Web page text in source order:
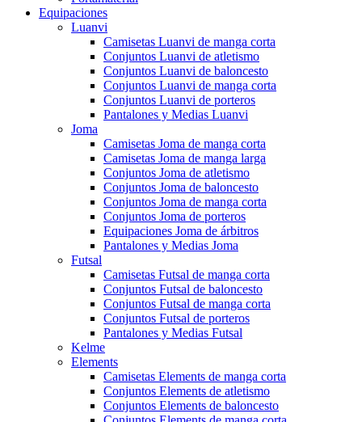
Equipaciones
Luanvi
Camisetas Luanvi de manga corta
Conjuntos Luanvi de atletismo
Conjuntos Luanvi de baloncesto
Conjuntos Luanvi de manga corta
Conjuntos Luanvi de porteros
Pantalones y Medias Luanvi
Joma
Camisetas Joma de manga corta
Camisetas Joma de manga larga
Conjuntos Joma de atletismo
Conjuntos Joma de baloncesto
Conjuntos Joma de manga corta
Conjuntos Joma de porteros
Equipaciones Joma de árbitros
Pantalones y Medias Joma
Futsal
Camisetas Futsal de manga corta
Conjuntos Futsal de baloncesto
Conjuntos Futsal de manga corta
Conjuntos Futsal de porteros
Pantalones y Medias Futsal
Kelme
Elements
Camisetas Elements de manga corta
Conjuntos Elements de atletismo
Conjuntos Elements de baloncesto